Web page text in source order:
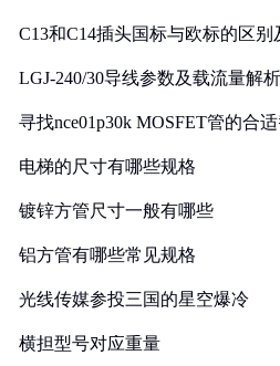
C13和C14插头国标与欧标的区
LGJ-240/30导线参数及载流量解析
寻找nce01p30k MOSFET管的合
电梯的尺寸有哪些规格
镀锌方管尺寸一般有哪些
铝方管有哪些常见规格
光线传媒参投三国的星空爆冷
横担型号对应重量